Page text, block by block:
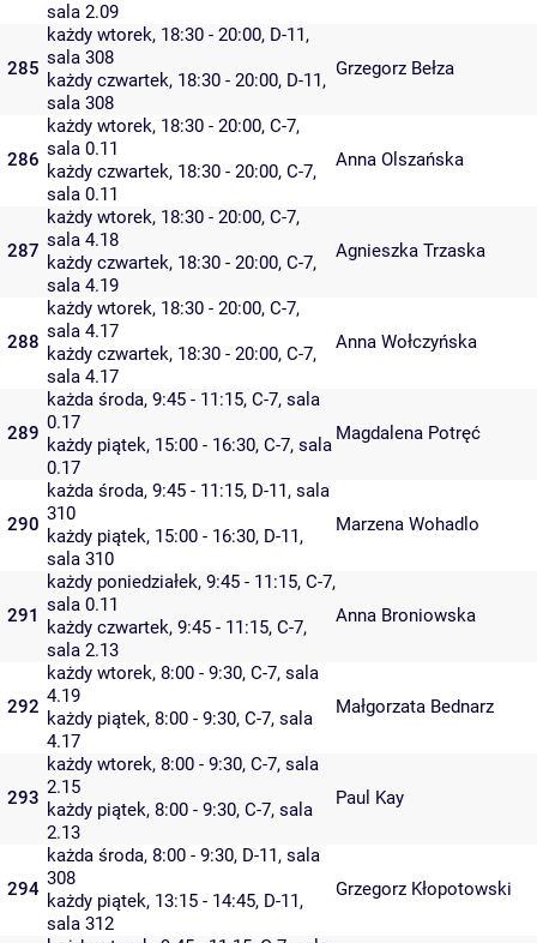
sala 2.09
285
każdy wtorek, 18:30 - 20:00, D-11,
sala 308
każdy czwartek, 18:30 - 20:00, D-11,
sala 308
Grzegorz Bełza
286
każdy wtorek, 18:30 - 20:00, C-7,
sala 0.11
każdy czwartek, 18:30 - 20:00, C-7,
sala 0.11
Anna Olszańska
287
każdy wtorek, 18:30 - 20:00, C-7,
sala 4.18
każdy czwartek, 18:30 - 20:00, C-7,
sala 4.19
Agnieszka Trzaska
288
każdy wtorek, 18:30 - 20:00, C-7,
sala 4.17
każdy czwartek, 18:30 - 20:00, C-7,
sala 4.17
Anna Wołczyńska
289
każda środa, 9:45 - 11:15, C-7, sala
0.17
każdy piątek, 15:00 - 16:30, C-7, sala
0.17
Magdalena Potręć
290
każda środa, 9:45 - 11:15, D-11, sala
310
każdy piątek, 15:00 - 16:30, D-11,
sala 310
Marzena Wohadlo
291
każdy poniedziałek, 9:45 - 11:15, C-7,
sala 0.11
każdy czwartek, 9:45 - 11:15, C-7,
sala 2.13
Anna Broniowska
292
każdy wtorek, 8:00 - 9:30, C-7, sala
4.19
każdy piątek, 8:00 - 9:30, C-7, sala
4.17
Małgorzata Bednarz
293
każdy wtorek, 8:00 - 9:30, C-7, sala
2.15
każdy piątek, 8:00 - 9:30, C-7, sala
2.13
Paul Kay
294
każda środa, 8:00 - 9:30, D-11, sala
308
każdy piątek, 13:15 - 14:45, D-11,
sala 312
Grzegorz Kłopotowski